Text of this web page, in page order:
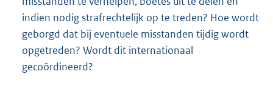
indien nodig strafrechtelijk op te treden? Hoe wordt
geborgd dat bij eventuele misstanden tijdig wordt
opgetreden? Wordt dit internationaal
gecoördineerd?